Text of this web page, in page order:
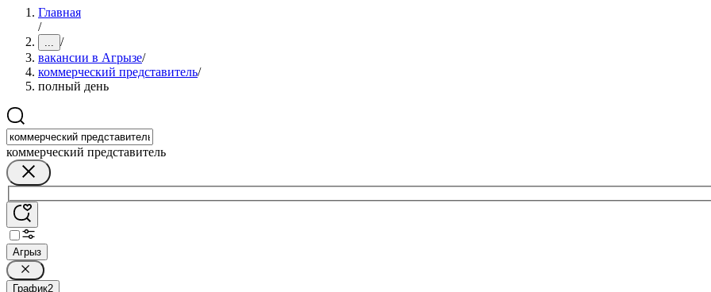
Главная
/
... /
вакансии в Агрызе/
коммерческий представитель/
полный день
коммерческий представитель
Агрыз
График2